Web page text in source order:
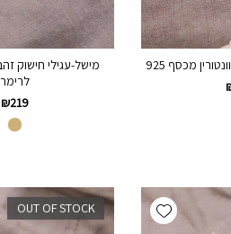
מכסף 925
מישל-עגילי חישוק
לרימר
₪219
Add wishlist
OUT OF STOCK